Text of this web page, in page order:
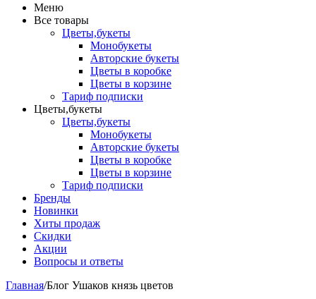
Меню
Все товары
Цветы,букеты
Монобукеты
Авторские букеты
Цветы в коробке
Цветы в корзине
Тариф подписки
Цветы,букеты
Цветы,букеты
Монобукеты
Авторские букеты
Цветы в коробке
Цветы в корзине
Тариф подписки
Бренды
Новинки
Хиты продаж
Скидки
Акции
Вопросы и ответы
Главная/Блог Ушаков князь цветов